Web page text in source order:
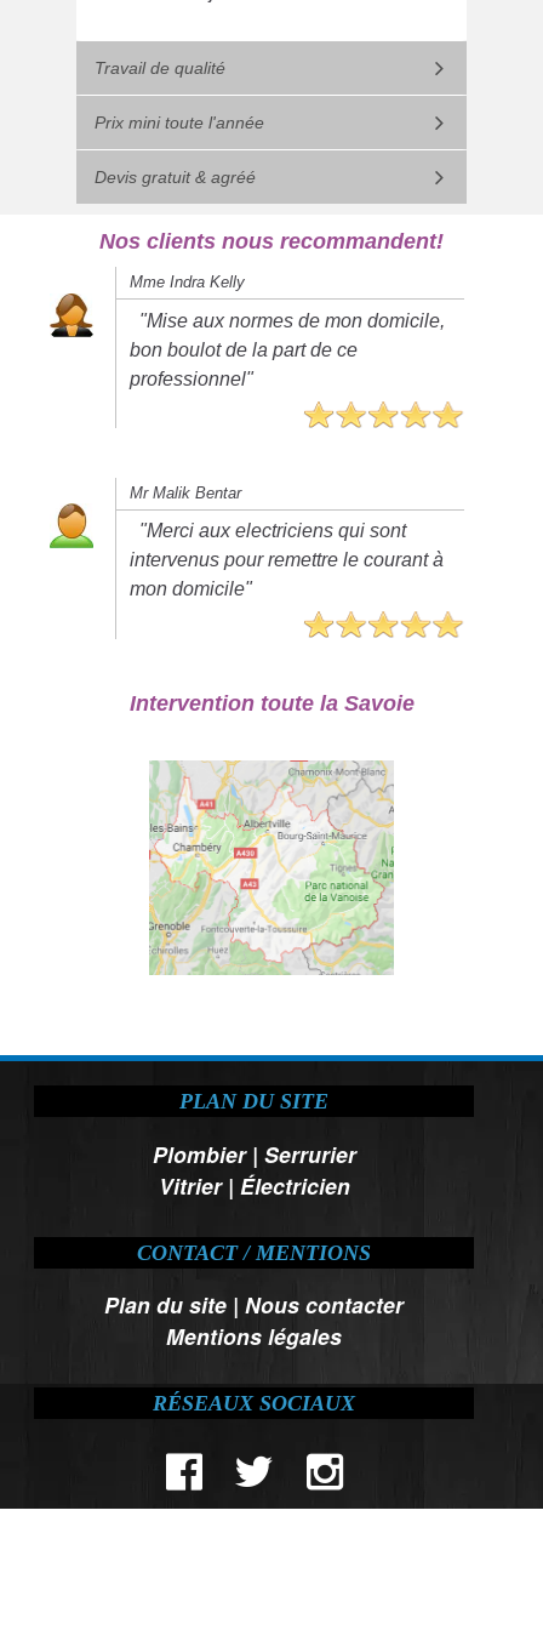
Travail de qualité
Prix mini toute l'année
Devis gratuit & agréé
Nos clients nous recommandent!
Mme Indra Kelly
"Mise aux normes de mon domicile,
bon boulot de la part de ce
professionnel"
Mr Malik Bentar
"Merci aux electriciens qui sont
intervenus pour remettre le courant à
mon domicile"
Intervention toute la Savoie
PLAN DU SITE
Plombier| Serrurier
Vitrier| Électricien
CONTACT / MENTIONS
Plan du site |Nous contacter
Mentions légales
RÉSEAUX SOCIAUX